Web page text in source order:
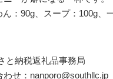
：90g、スープ：100g、
と納税返礼品事務局
わせ：nanporo@southllc.jp